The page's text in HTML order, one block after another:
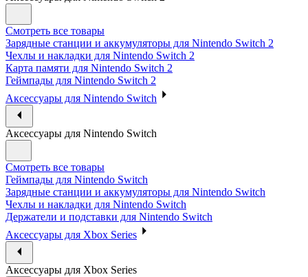
Смотреть все товары
Зарядные станции и аккумуляторы для Nintendo Switch 2
Чехлы и накладки для Nintendo Switch 2
Карта памяти для Nintendo Switch 2
Геймпады для Nintendo Switch 2
Аксессуары для Nintendo Switch
Аксессуары для Nintendo Switch
Смотреть все товары
Геймпады для Nintendo Switch
Зарядные станции и аккумуляторы для Nintendo Switch
Чехлы и накладки для Nintendo Switch
Держатели и подставки для Nintendo Switch
Аксессуары для Xbox Series
Аксессуары для Xbox Series